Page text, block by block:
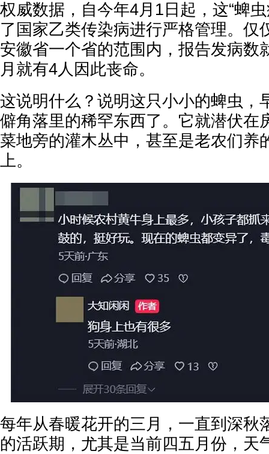
权威数据，自今年4月1日起，这“蜱
了国家乙类传染病进行严格管理。仅
安徽省一个省的范围内，报告发病数
月就有4人因此丧命。
这说明什么？说明这只小小的蜱虫，
僻角落里的稀罕东西了。它就潜伏在
菜地旁的灌木丛中，甚至是老农们养
上。
每年从春暖花开的三月，一直到深秋
的活跃期，尤其是当前四五月份，天